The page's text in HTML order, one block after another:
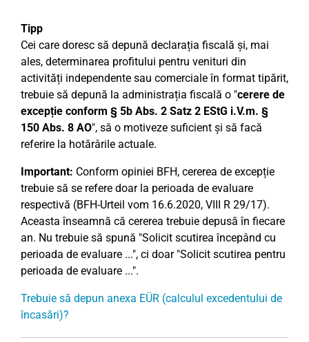
Tipp
Cei care doresc să depună declarația fiscală și, mai
ales, determinarea profitului pentru venituri din
activități independente sau comerciale în format tipărit,
trebuie să depună la administrația fiscală o "cerere de
excepție conform § 5b Abs. 2 Satz 2 EStG i.V.m. §
150 Abs. 8 AO", să o motiveze suficient și să facă
referire la hotărârile actuale.
Important: Conform opiniei BFH, cererea de excepție
trebuie să se refere doar la perioada de evaluare
respectivă (BFH-Urteil vom 16.6.2020, VIII R 29/17).
Aceasta înseamnă că cererea trebuie depusă în fiecare
an. Nu trebuie să spună "Solicit scutirea începând cu
perioada de evaluare ...", ci doar "Solicit scutirea pentru
perioada de evaluare ...".
Trebuie să depun anexa EÜR (calculul excedentului de
încasări)?